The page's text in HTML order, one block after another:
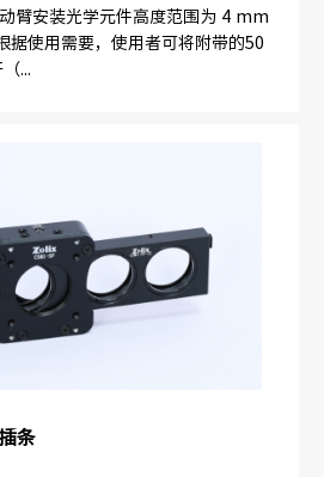
臂安装光学元件高度范围为 4 mm
据使用需要，使用者可将附带的50
...
条